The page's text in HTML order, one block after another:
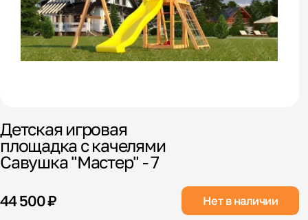
Детская игровая
площадка с качелями
Савушка "Мастер" - 7
44 500 ₽ Нет в наличии